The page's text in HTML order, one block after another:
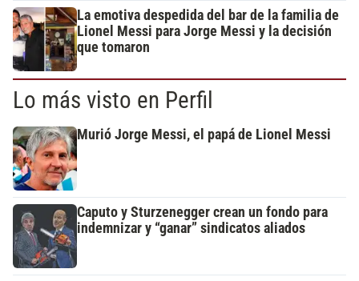
La emotiva despedida del bar de la familia de
Lionel Messi para Jorge Messi y la decisión
que tomaron
Lo más visto en Perfil
Murió Jorge Messi, el papá de Lionel Messi
Caputo y Sturzenegger crean un fondo para
indemnizar y “ganar” sindicatos aliados